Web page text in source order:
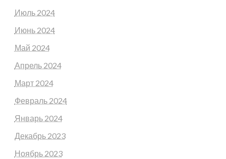
Июль 2024
Июнь 2024
Май 2024
Апрель 2024
Март 2024
Февраль 2024
Январь 2024
Декабрь 2023
Ноябрь 2023